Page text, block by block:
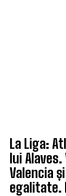
La Liga:
lui
Valencia
egalitate.